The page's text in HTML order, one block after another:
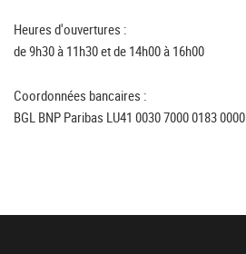
Heures d'ouvertures :
de 9h30 à 11h30 et de 14h00 à 16h00
Coordonnées bancaires :
BGL BNP Paribas LU41 0030 7000 0183 0000